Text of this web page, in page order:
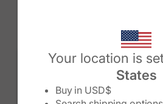
Your location is
States
Buy in USD$
Change
TONGA
TRINIDAD
TUNISIA
TURCHIA